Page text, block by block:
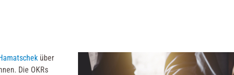
über
Die OKRs